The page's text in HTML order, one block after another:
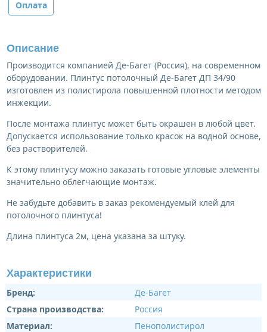
Оплата
Описание
Производится компанией Де-Багет (Россия), на современном
оборудовании. Плинтус потолочный Де-Багет ДП 34/90
изготовлен из полистирола повышенной плотности методом
инжекции.
После монтажа плинтус может быть окрашен в любой цвет.
Допускается использование только красок на водной основе,
без растворителей.
К этому плинтусу можно заказать готовые угловые элементы
значительно облегчающие монтаж.
Не забудьте добавить в заказ рекомендуемый клей для
потолочного плинтуса!
Длина плинтуса 2м, цена указана за штуку.
Характеристики
Бренд:
Де-Багет
Страна производства:
Россия
Материал:
Пенополистирол